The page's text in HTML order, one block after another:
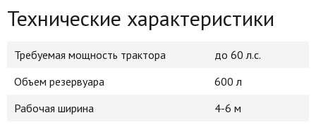
Технические характеристики
Требуемая мощность трактора
до 60 л.с.
Объем резервуара
600 л
Рабочая ширина
4-6 м